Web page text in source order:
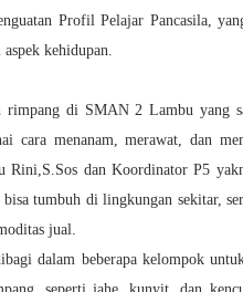
Profil Pelajar Pancasila,
kehidupan.
rimpang di SMAN 2 Lambu yang
cara menanam, merawat, dan
Rini,S.Sos dan Koordinator P5
tumbuh di lingkungan sekitar,
jual.
dalam beberapa kelompok